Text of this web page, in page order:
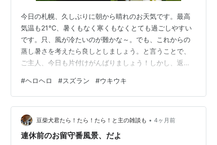
今日の札幌、久しぶりに朝から晴れのお天気です。最高
気温も21℃、暑くもなく寒くもなくとても過ごしやすい
です。只、風が冷たいのが難かな～。でも、これからの
蒸し暑さを考えたら良しとしましょう。と言うことで、
ご主人、今日も片付けがんばりましょう！しかし、返事
の21日から始めた片付け、早いもので一ヶ月経ちまし
た。で、ご主人もヘロヘロ状態、夜も良く寝られないの
で疲れが取れません。まだまだかかりそうなのに大丈夫
なのかなぁ～。 まぁこういう時はお花でも眺めて心を休
めましょうか！今日の写真のスズランはお店の前の桜の
#ヘロヘロ #スズラン #ウキウキ
豆柴犬君たら！たら！たら！と主の雑談も • 4ヶ月前
連休前のお留守番風景、だよ